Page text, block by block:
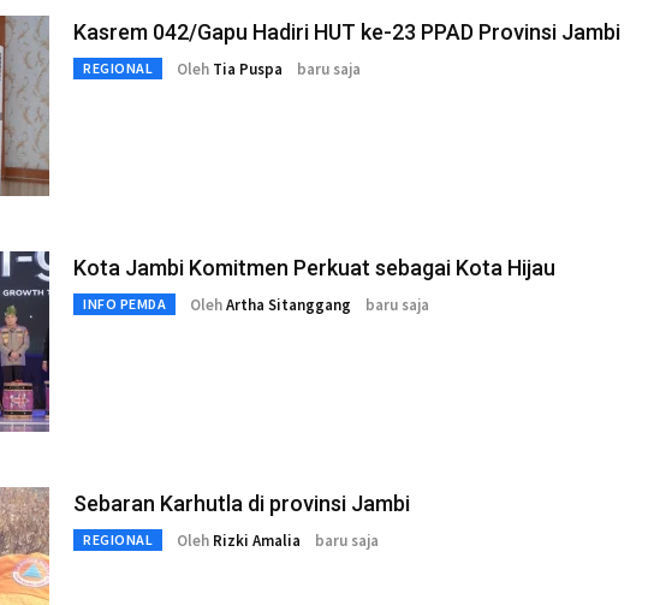
Kasrem 042/Gapu Hadiri HUT ke-23 PPAD Provinsi Jambi
REGIONAL Oleh Tia Puspa baru saja
Kota Jambi Komitmen Perkuat sebagai Kota Hijau
INFO PEMDA OlehArtha Sitanggang baru saja
Sebaran Karhutla di provinsi Jambi
REGIONAL Oleh Rizki Amalia baru saja